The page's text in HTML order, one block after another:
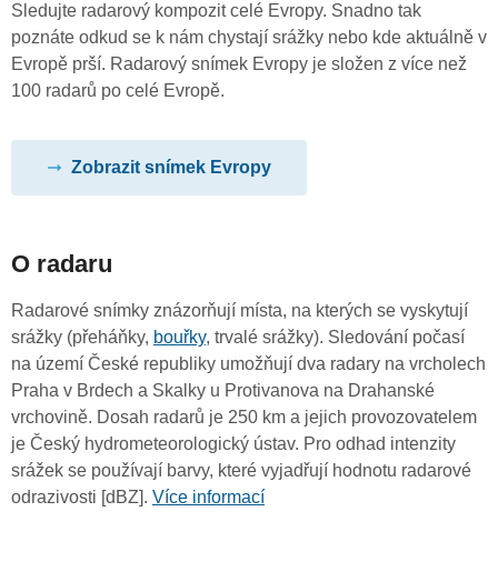
Sledujte radarový kompozit celé Evropy. Snadno tak
poznáte odkud se k nám chystají srážky nebo kde aktuálně v
Evropě prší. Radarový snímek Evropy je složen z více než
100 radarů po celé Evropě.
Zobrazit snímek Evropy
O radaru
Radarové snímky znázorňují místa, na kterých se vyskytují
srážky (přeháňky, bouřky, trvalé srážky). Sledování počasí
na území České republiky umožňují dva radary na vrcholech
Praha v Brdech a Skalky u Protivanova na Drahanské
vrchovině. Dosah radarů je 250 km a jejich provozovatelem
je Český hydrometeorologický ústav. Pro odhad intenzity
srážek se používají barvy, které vyjadřují hodnotu radarové
odrazivosti [dBZ]. Více informací